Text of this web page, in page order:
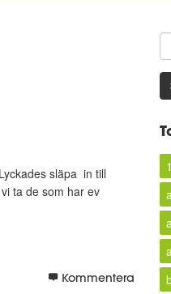
släpa in till
ta de som har ev
Kommentera